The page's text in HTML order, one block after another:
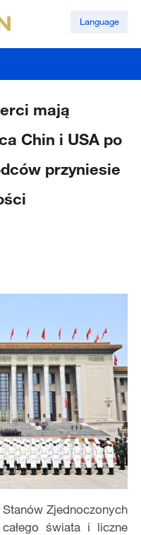
Language
mają
Chin i USA po
przyniesie
Zjednoczonych
świata i liczne